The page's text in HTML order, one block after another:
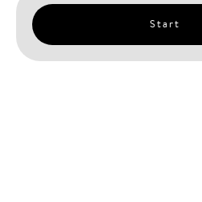
Start